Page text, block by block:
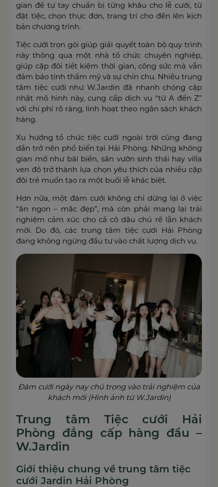
gian để tự tay chuẩn bị từng khâu cho lễ cưới, từ
đặt tiệc, chọn thực đơn, trang trí cho đến lên kịch
bản chương trình.
Tiệc cưới trọn gói giúp giải quyết toàn bộ quy trình
này thông qua một nhà tổ chức chuyên nghiệp,
giúp cặp đôi tiết kiệm thời gian, công sức mà vẫn
đảm bảo tính thẩm mỹ và sự chỉn chu. Nhiều trung
tâm tiệc cưới như W.Jardin đã nhanh chóng cập
nhật mô hình này, cung cấp dịch vụ “từ A đến Z”
với chi phí rõ ràng, linh hoạt theo ngân sách khách
hàng.
Xu hướng tổ chức tiệc cưới ngoài trời cũng đang
dần trở nên phổ biến tại Hải Phòng. Những không
gian mở như bãi biển, sân vườn sinh thái hay villa
ven đô trở thành lựa chọn yêu thích của nhiều cặp
đôi trẻ muốn tạo ra một buổi lễ khác biệt.
Hơn nữa, một đám cưới không chỉ dừng lại ở việc
“ăn ngon – mặc đẹp”, mà còn phải mang lại trải
nghiệm cảm xúc cho cả cô dâu chú rể lẫn khách
mời. Do đó, các trung tâm tiệc cưới Hải Phòng
đang không ngừng đầu tư vào chất lượng dịch vụ.
Đám cưới ngày nay chú trọng vào trải nghiệm của
khách mời (Hình ảnh từ W.Jardin)
Trung tâm Tiệc cưới Hải
Phòng đẳng cấp hàng đầu –
W.Jardin
Giới thiệu chung về trung tâm tiệc
cưới Jardin Hải Phòng